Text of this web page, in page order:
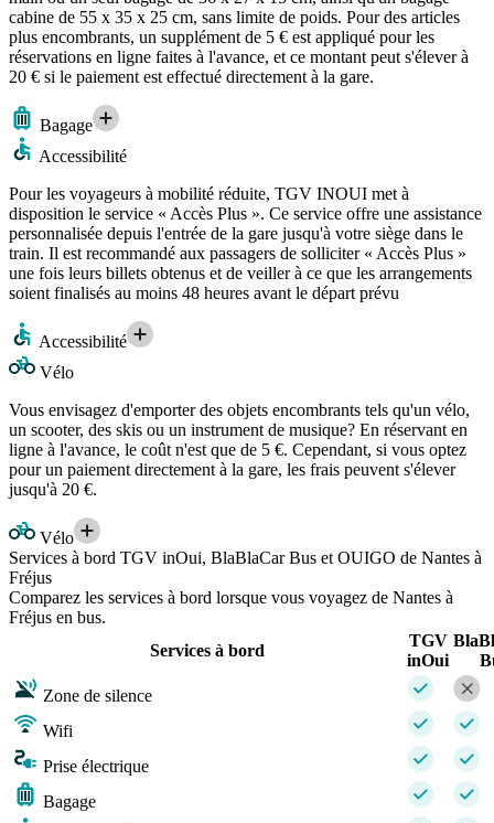
cabine de 55 x 35 x 25 cm, sans limite de poids. Pour des articles
plus encombrants, un supplément de 5 € est appliqué pour les
réservations en ligne faites à l'avance, et ce montant peut s'élever à
20 € si le paiement est effectué directement à la gare.
Bagage
Accessibilité
Pour les voyageurs à mobilité réduite, TGV INOUI met à
disposition le service « Accès Plus ». Ce service offre une assistance
personnalisée depuis l'entrée de la gare jusqu'à votre siège dans le
train. Il est recommandé aux passagers de solliciter « Accès Plus »
une fois leurs billets obtenus et de veiller à ce que les arrangements
soient finalisés au moins 48 heures avant le départ prévu
Accessibilité
Vélo
Vous envisagez d'emporter des objets encombrants tels qu'un vélo,
un scooter, des skis ou un instrument de musique? En réservant en
ligne à l'avance, le coût n'est que de 5 €. Cependant, si vous optez
pour un paiement directement à la gare, les frais peuvent s'élever
jusqu'à 20 €.
Vélo
Services à bord TGV inOui, BlaBlaCar Bus et OUIGO de Nantes à
Fréjus
Comparez les services à bord lorsque vous voyagez de Nantes à
Fréjus en bus.
Services à bord
TGV
inOui
Zone de silence
Wifi
Prise électrique
Bagage